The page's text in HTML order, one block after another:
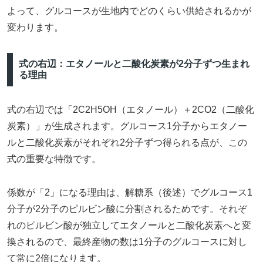
よって、グルコースが生地内でどのくらい供給されるかが
変わります。
式の右辺：エタノールと二酸化炭素が2分子ずつ生まれ
る理由
式の右辺では「2C2H5OH（エタノール）＋2CO2（二酸化
炭素）」が生成されます。グルコース1分子からエタノー
ルと二酸化炭素がそれぞれ2分子ずつ得られる点が、この
式の重要な特徴です。
係数が「2」になる理由は、解糖系（後述）でグルコース1
分子が2分子のピルビン酸に分割されるためです。それぞ
れのピルビン酸が独立してエタノールと二酸化炭素へと変
換されるので、最終産物の数は1分子のグルコースに対し
て常に2倍になります。